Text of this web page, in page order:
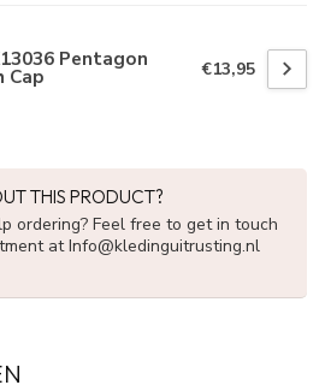
Pentagon
Cap €13,95
THIS PRODUCT?
ordering? Feel free to get in touch
atInfo@kledinguitrusting.nl